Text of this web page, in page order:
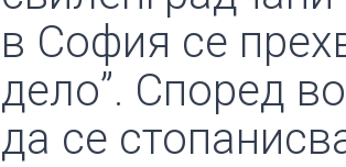
в София се
дело”. Според
да се